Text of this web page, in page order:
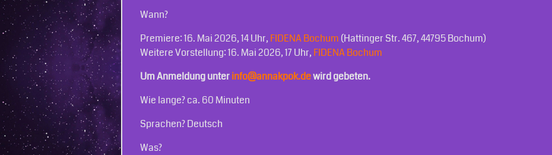
Wann?
Premiere: 16. Mai 2026, 14 Uhr,FIDENA Bochum (Hattinger Str. 467, 44795 Bochum)
Weitere Vorstellung: 16. Mai 2026, 17 Uhr,FIDENA Bochum
Um Anmeldung unterinfo@annakpok.dewird gebeten.
Wie lange? ca. 60 Minuten
Sprachen? Deutsch
Was?